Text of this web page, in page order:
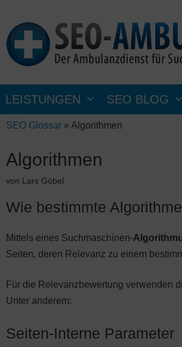
Inhalt
springen
LEISTUNGEN SEO BLOG
SEO Glossar » Algorithmen
Algorithmen
von Lars Göbel
Wie bestimmte
Mittels eines Suchmaschinen-
Seiten, deren Relevanz zu einem
Für die Relevanzbewertung verwenden
Unter anderem:
Seiten-Interne Parameter